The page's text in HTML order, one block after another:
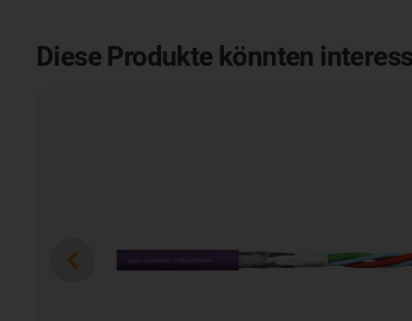
Diese Produkte könnten